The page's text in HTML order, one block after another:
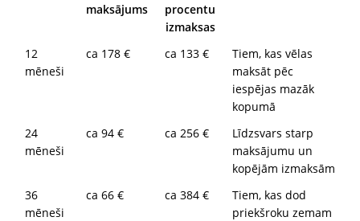
maksājums
procentu
izmaksas
12
mēneši
ca 178 € ca 133 €
Tiem, kas vēlas
maksāt pēc
iespējas mazāk
kopumā
24
mēneši
ca 94 € ca 256 €
Līdzsvars starp
maksājumu un
kopējām izmaksām
36
mēneši
ca 66 € ca 384 €
Tiem, kas dod
priekšroku zemam